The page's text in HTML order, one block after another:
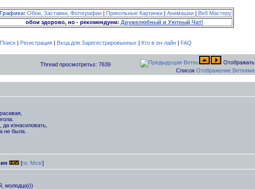
Графика: Обои, Заставки, Фотографии | Прикольные Картинки | Анимашки | Веб Мастеру
обои здорово, но - рекомендуем: Дружелюбный и Уютный Чат!
Поиск| Регистрация| Вход для Зарегестрировынных | Кто в он-лайн| FAQ
Thread просмотретьs: 7639
Отображать
Список Отображение Ветвями
да изнасиловать,
не была.
[re: Мозг]
молодца)))